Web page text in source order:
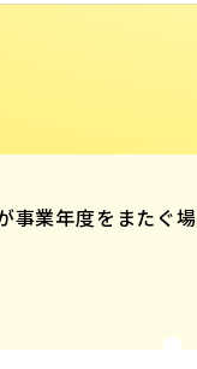
業年度をまたぐ